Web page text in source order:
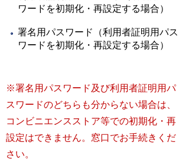
ワードを初期化・再設定する場合）
署名用パスワード（利用者証明用パス
ワードを初期化・再設定する場合）
※署名用パスワード及び利用者証明用パ
スワードのどちらも分からない場合は、
コンビニエンスストア等での初期化・再
設定はできません。窓口でお手続きくだ
さい。